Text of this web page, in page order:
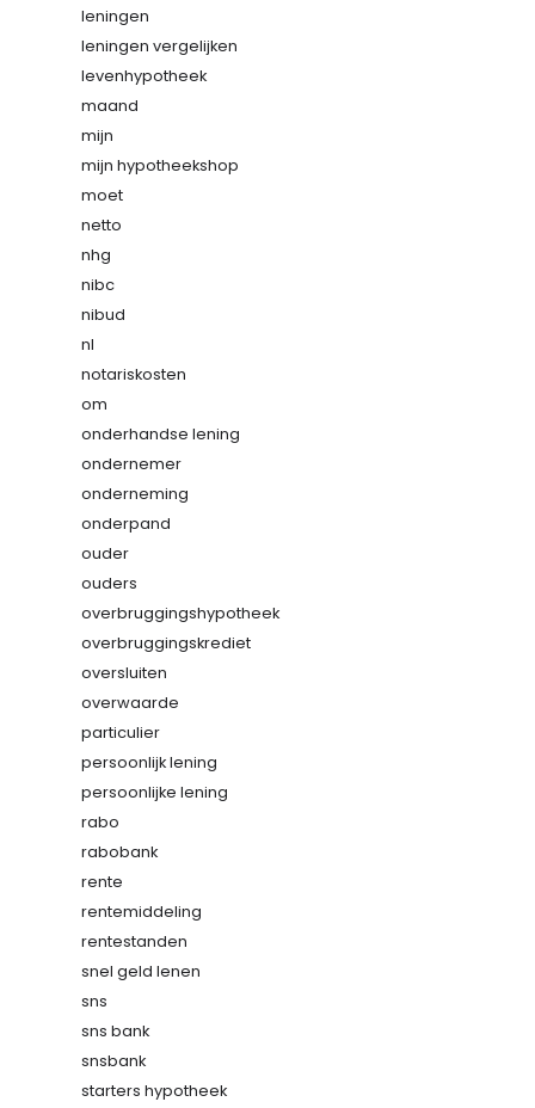
leningen
leningen vergelijken
levenhypotheek
maand
mijn
mijn hypotheekshop
moet
netto
nhg
nibc
nibud
nl
notariskosten
om
onderhandse lening
ondernemer
onderneming
onderpand
ouder
ouders
overbruggingshypotheek
overbruggingskrediet
oversluiten
overwaarde
particulier
persoonlijk lening
persoonlijke lening
rabo
rabobank
rente
rentemiddeling
rentestanden
snel geld lenen
sns
sns bank
snsbank
starters hypotheek